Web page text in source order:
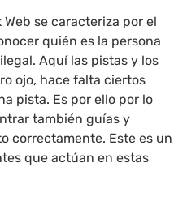
Web se caracteriza por el
quién es la persona
Aquí las pistas y los
ojo, hace falta ciertos
pista. Es por ello por lo
también guías y
correctamente. Este es un
que actúan en estas